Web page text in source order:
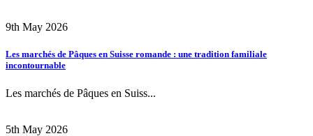
9th May 2026
Les marchés de Pâques en Suisse romande : une tradition familiale
incontournable
Les marchés de Pâques en Suiss...
5th May 2026